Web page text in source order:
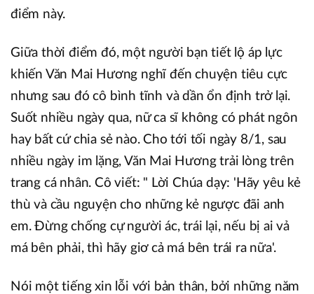
điểm này.
Giữa thời điểm đó, một người bạn tiết lộ áp lực
khiến Văn Mai Hương nghĩ đến chuyện tiêu cực
nhưng sau đó cô bình tĩnh và dần ổn định trở lại.
Suốt nhiều ngày qua, nữ ca sĩ không có phát ngôn
hay bất cứ chia sẻ nào. Cho tới tối ngày 8/1, sau
nhiều ngày im lặng, Văn Mai Hương trải lòng trên
trang cá nhân. Cô viết: " Lời Chúa dạy: 'Hãy yêu kẻ
thù và cầu nguyện cho những kẻ ngược đãi anh
em. Ðừng chống cự người ác, trái lại, nếu bị ai vả
má bên phải, thì hãy giơ cả má bên trái ra nữa'.
Nói một tiếng xin lỗi với bản thân, bởi những năm